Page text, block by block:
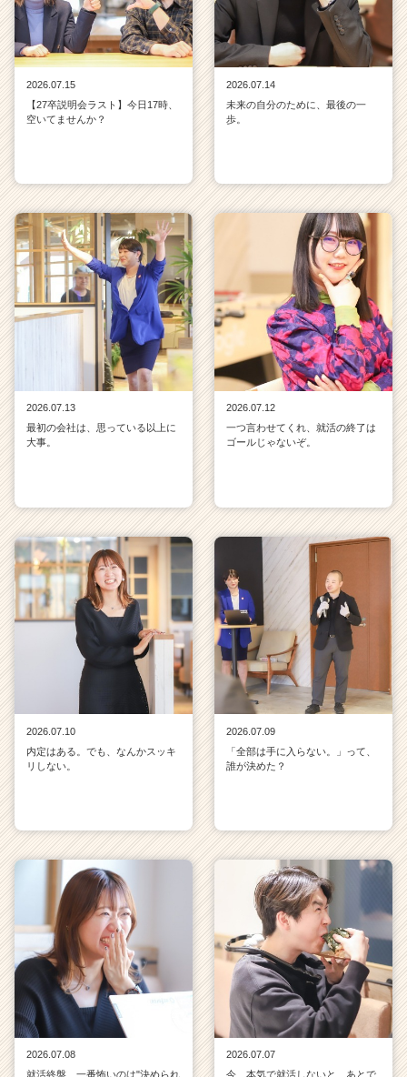
2026.07.15
【27卒説明会ラスト】今日17時、
空いてませんか？
2026.07.14
未来の自分のために、最後の一
歩。
2026.07.13
最初の会社は、思っている以上に
大事。
2026.07.12
一つ言わせてくれ、就活の終了は
ゴールじゃないぞ。
2026.07.10
内定はある。でも、なんかスッキ
リしない。
2026.07.09
「全部は手に入らない。」って、
誰が決めた？
2026.07.08
就活終盤、一番怖いのは"決められ
2026.07.07
今、本気で就活しないと、あとで